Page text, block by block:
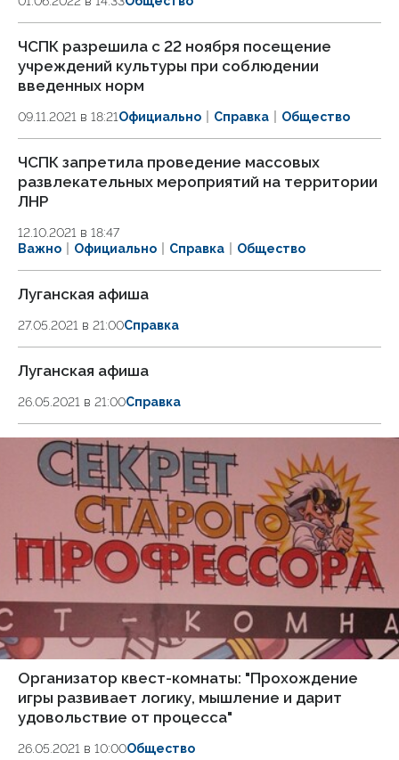
ЧСПК разрешила с 22 ноября посещение
учреждений культуры при соблюдении
введенных норм
09.11.2021 в 18:21Официально Справка Общество
ЧСПК запретила проведение массовых
развлекательных мероприятий на территории
ЛНР
12.10.2021 в 18:47
Важно
Официально Справка Общество
Луганская афиша
27.05.2021 в 21:00Справка
Луганская афиша
26.05.2021 в 21:00Справка
Организатор квест-комнаты: "Прохождение
игры развивает логику, мышление и дарит
удовольствие от процесса"
26.05.2021 в 10:00Общество